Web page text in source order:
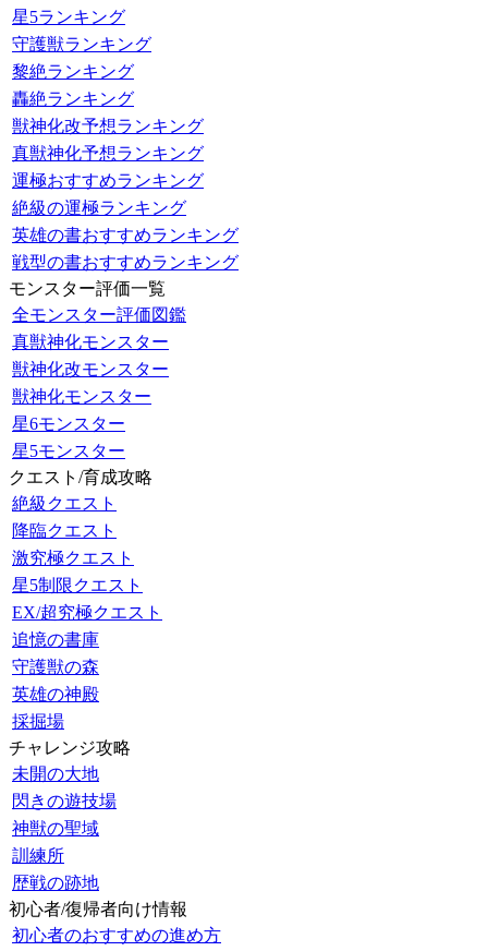
星5ランキング
守護獣ランキング
黎絶ランキング
轟絶ランキング
獣神化改予想ランキング
真獣神化予想ランキング
運極おすすめランキング
絶級の運極ランキング
英雄の書おすすめランキング
戦型の書おすすめランキング
モンスター評価一覧
全モンスター評価図鑑
真獣神化モンスター
獣神化改モンスター
獣神化モンスター
星6モンスター
星5モンスター
クエスト/育成攻略
絶級クエスト
降臨クエスト
激究極クエスト
星5制限クエスト
EX/超究極クエスト
追憶の書庫
守護獣の森
英雄の神殿
採掘場
チャレンジ攻略
未開の大地
閃きの遊技場
神獣の聖域
訓練所
歴戦の跡地
初心者/復帰者向け情報
初心者のおすすめの進め方